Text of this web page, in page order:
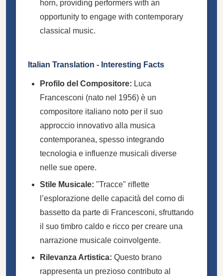
horn, providing performers with an
opportunity to engage with contemporary
classical music.
Italian Translation - Interesting Facts
Profilo del Compositore: Luca
Francesconi (nato nel 1956) è un
compositore italiano noto per il suo
approccio innovativo alla musica
contemporanea, spesso integrando
tecnologia e influenze musicali diverse
nelle sue opere.
Stile Musicale: "Tracce" riflette
l’esplorazione delle capacità del corno di
bassetto da parte di Francesconi, sfruttando
il suo timbro caldo e ricco per creare una
narrazione musicale coinvolgente.
Rilevanza Artistica: Questo brano
rappresenta un prezioso contributo al